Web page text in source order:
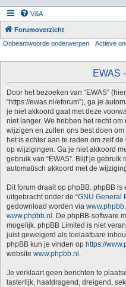
V&A
Forumoverzicht
Onbeantwoorde onderwerpen
Actieve
EWAS
Door het bezoeken van “EWAS”
“https://ewas.nl/eforum”), ga je
je niet akkoord gaat met deze
niet langer. We hebben het recht
wijzigen en zullen ons best doen
het is echter aan te raden om zelf
op wijzigingen. Ga je niet akkoord
gebruik van “EWAS”. Blijf je gebruik
automatisch akkoord met de
Dit forum draait op phpBB. phpBB
uitgebracht onder de “GNU General
gedownload worden via
www.phpbb.nl . De phpBB-software
mogelijk. phpBB Limited is niet
juist geweigerd als toelaatbare
phpBB kun je vinden op https://
website www.phpbb.nl .
Je verklaart geen berichten te
lasterlijk, haatdragend, dreigend,